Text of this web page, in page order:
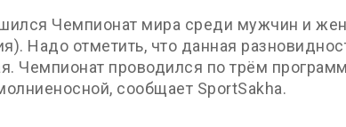
Чемпионат мира среди мужчин и
Надо отметить, что данная
Чемпионат проводился по трём
сообщает SportSakha.